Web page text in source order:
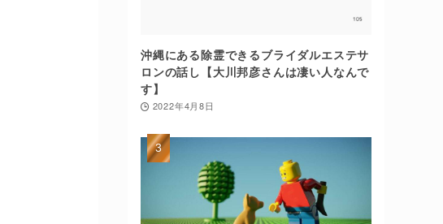
沖縄にある除霊できるブライダルエステサ
ロンの話し【大川邦彦さんは凄い人なんで
す】
2022年4月8日